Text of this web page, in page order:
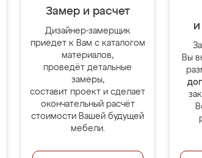
Замер и расчет
Дизайнер-замерщик
приедет к Вам с каталогом
материалов,
проведёт детальные
замеры,
составит проект и сделает
окончательный расчёт
стоимости Вашей будущей
мебели.
Вы